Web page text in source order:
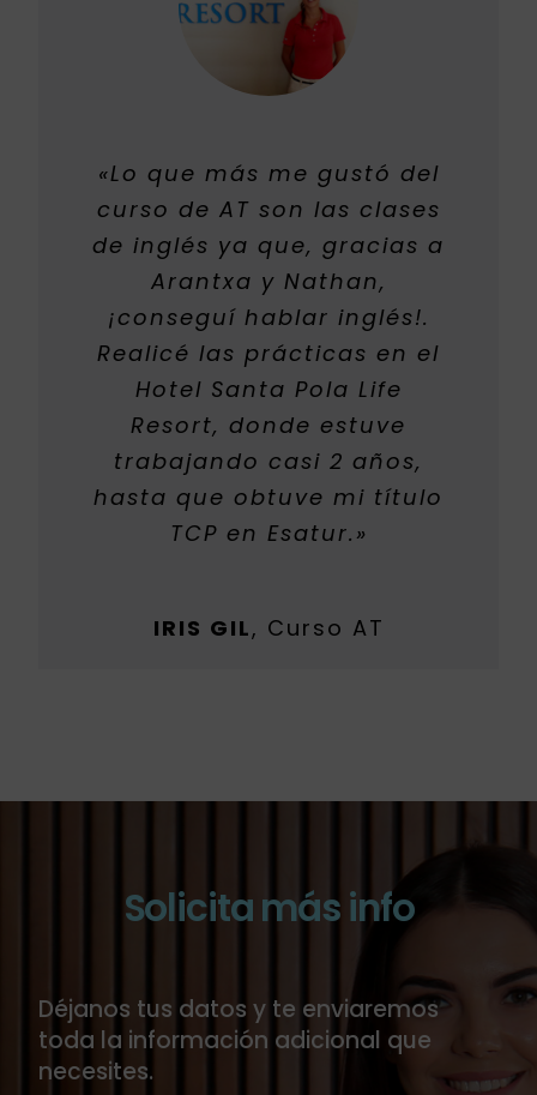
«Lo que más me gustó del
curso de AT son las clases
de inglés ya que, gracias a
Arantxa y Nathan,
¡conseguí hablar inglés!.
Realicé las prácticas en el
Hotel Santa Pola Life
Resort, donde estuve
trabajando casi 2 años,
hasta que obtuve mi título
TCP en Esatur.»
IRIS GIL, Curso AT
Solicita más info
Déjanos tus datos y te enviaremos
toda la información adicional que
necesites.